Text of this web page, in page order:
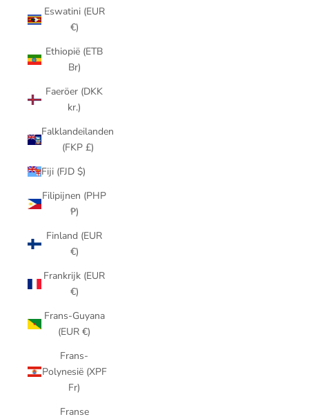
Eswatini (EUR
€)
Ethiopië (ETB
Br)
Faeröer (DKK
kr.)
Falklandeilanden
(FKP £)
Fiji (FJD $)
Filipijnen (PHP
₱)
Finland (EUR
€)
Frankrijk (EUR
€)
Frans-Guyana
(EUR €)
Frans-
Polynesië (XPF
Fr)
Franse